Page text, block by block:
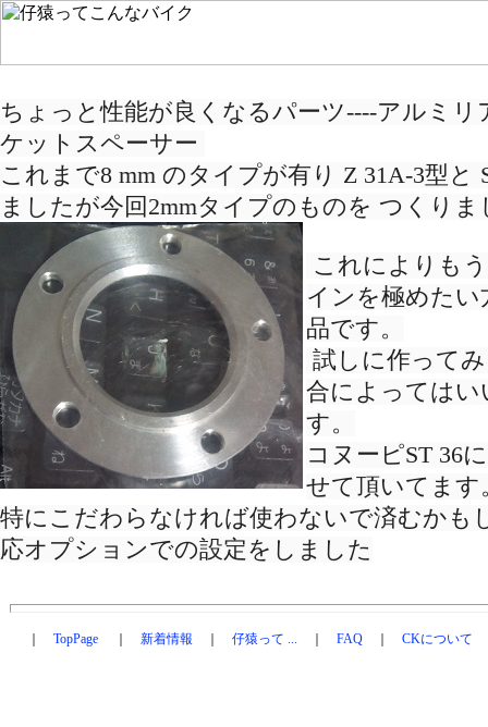
ちょっと性能が良くなるパーツ----アルミリ
ケットスペーサー
これまで8 mm のタイプが有り Z 31A-3型と
ましたが今回2mmタイプのものを つくりま
これによりも
インを極めた
品です。
試しに作って
合によっては
す。
コヌーピST 36
せて頂いてま
特にこだわらなければ使わないで済むかも
応オプションでの設定をしました
TopPage 新着情報 仔猿って ... FAQ CKについて